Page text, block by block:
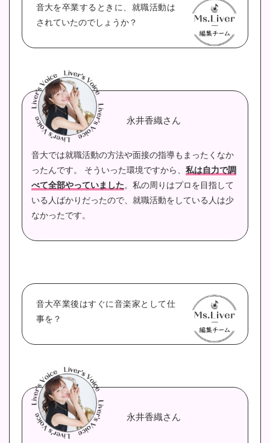
音大を卒業するときに、就職活動は
されていたのでしょうか？
永井香織さん
音大では就職活動の方法や面接の指導もまったくなか
ったんです。
そういった環境ですから、 私は自力で調
べて全部やっていました。私の周りはプロを目指して
いる人ばかりだったので、就職活動をしている人は少
なかったです。
音大卒業後はすぐに音楽家として仕
事を？
永井香織さん